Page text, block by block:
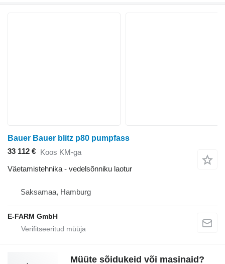
Bauer Bauer blitz p80 pumpfass
33 112 € Koos KM-ga
Väetamistehnika - vedelsõnniku laotur
Saksamaa, Hamburg
E-FARM GmbH
Müüte sõidukeid või masinaid?